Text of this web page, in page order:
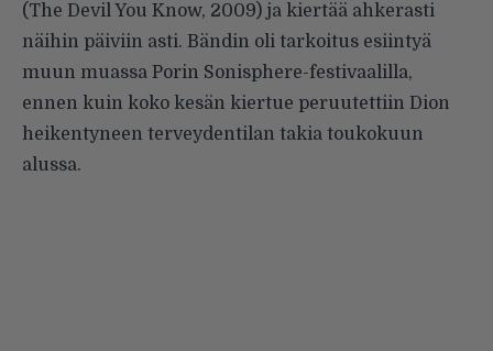
(The Devil You Know, 2009) ja kiertää ahkerasti
näihin päiviin asti. Bändin oli tarkoitus esiintyä
muun muassa Porin Sonisphere-festivaalilla,
ennen kuin koko kesän kiertue peruutettiin Dion
heikentyneen terveydentilan takia toukokuun
alussa.